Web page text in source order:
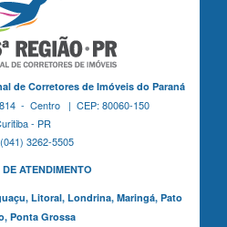
de Corretores de Imóveis do Paraná
814 - Centro | CEP: 80060-150
- PR
3262-5505
ATENDIMENTO
Litoral, Londrina, Maringá, Pato
Ponta Grossa